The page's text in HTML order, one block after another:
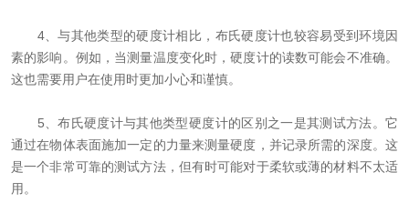
4、与其他类型的硬度计相比，布氏硬度计也较容易受到环境因
素的影响。例如，当测量温度变化时，硬度计的读数可能会不准确。
这也需要用户在使用时更加小心和谨慎。
5、布氏硬度计与其他类型硬度计的区别之一是其测试方法。它
通过在物体表面施加一定的力量来测量硬度，并记录所需的深度。这
是一个非常可靠的测试方法，但有时可能对于柔软或薄的材料不太适
用。